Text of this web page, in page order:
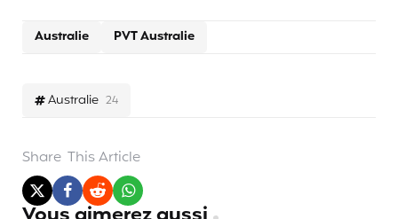
Australie 24
Australie PVT Australie
Share This Article